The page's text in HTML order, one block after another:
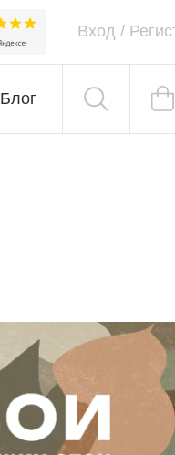
Вход /
Блог